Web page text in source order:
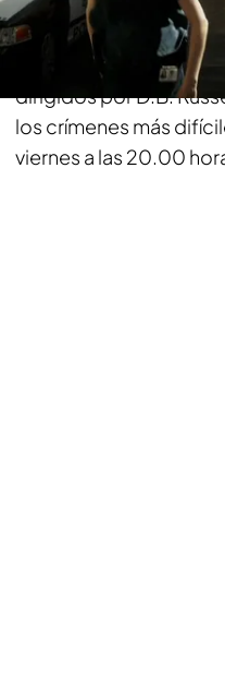
Está en nuestra
a las consecuencias...
dirigidos por D.B.
los crímenes más
viernes a las 20.00